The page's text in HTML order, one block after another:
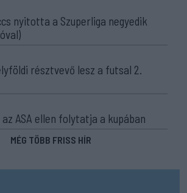
nyitotta a Szuperliga negyedik
résztvevő lesz a futsal 2.
az ASA ellen folytatja a kupában
MÉG TÖBB FRISS HÍR